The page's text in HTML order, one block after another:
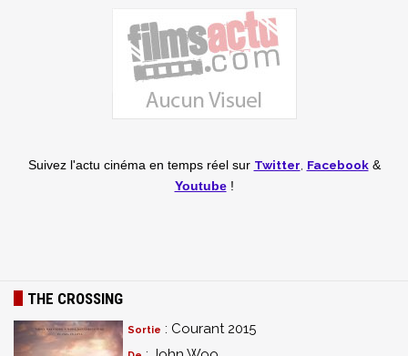
Suivez l'actu cinéma en temps réel sur Twitter Facebook&
Youtube!
THE CROSSING
Sortie : Courant 2015